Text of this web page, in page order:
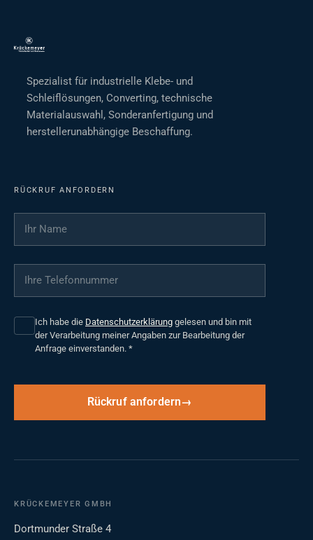
Spezialist für industrielle Klebe- und
Schleiflösungen, Converting, technische
Materialauswahl, Sonderanfertigung und
herstellerunabhängige Beschaffung.
RÜCKRUF ANFORDERN
Ihr Name
Ihre Telefonnummer
Ich habe die Datenschutzerklärung gelesen und bin mit
der Verarbeitung meiner Angaben zur Bearbeitung der
Anfrage einverstanden. *
Rückruf anfordern
KRÜCKEMEYER GMBH
Dortmunder Straße 4